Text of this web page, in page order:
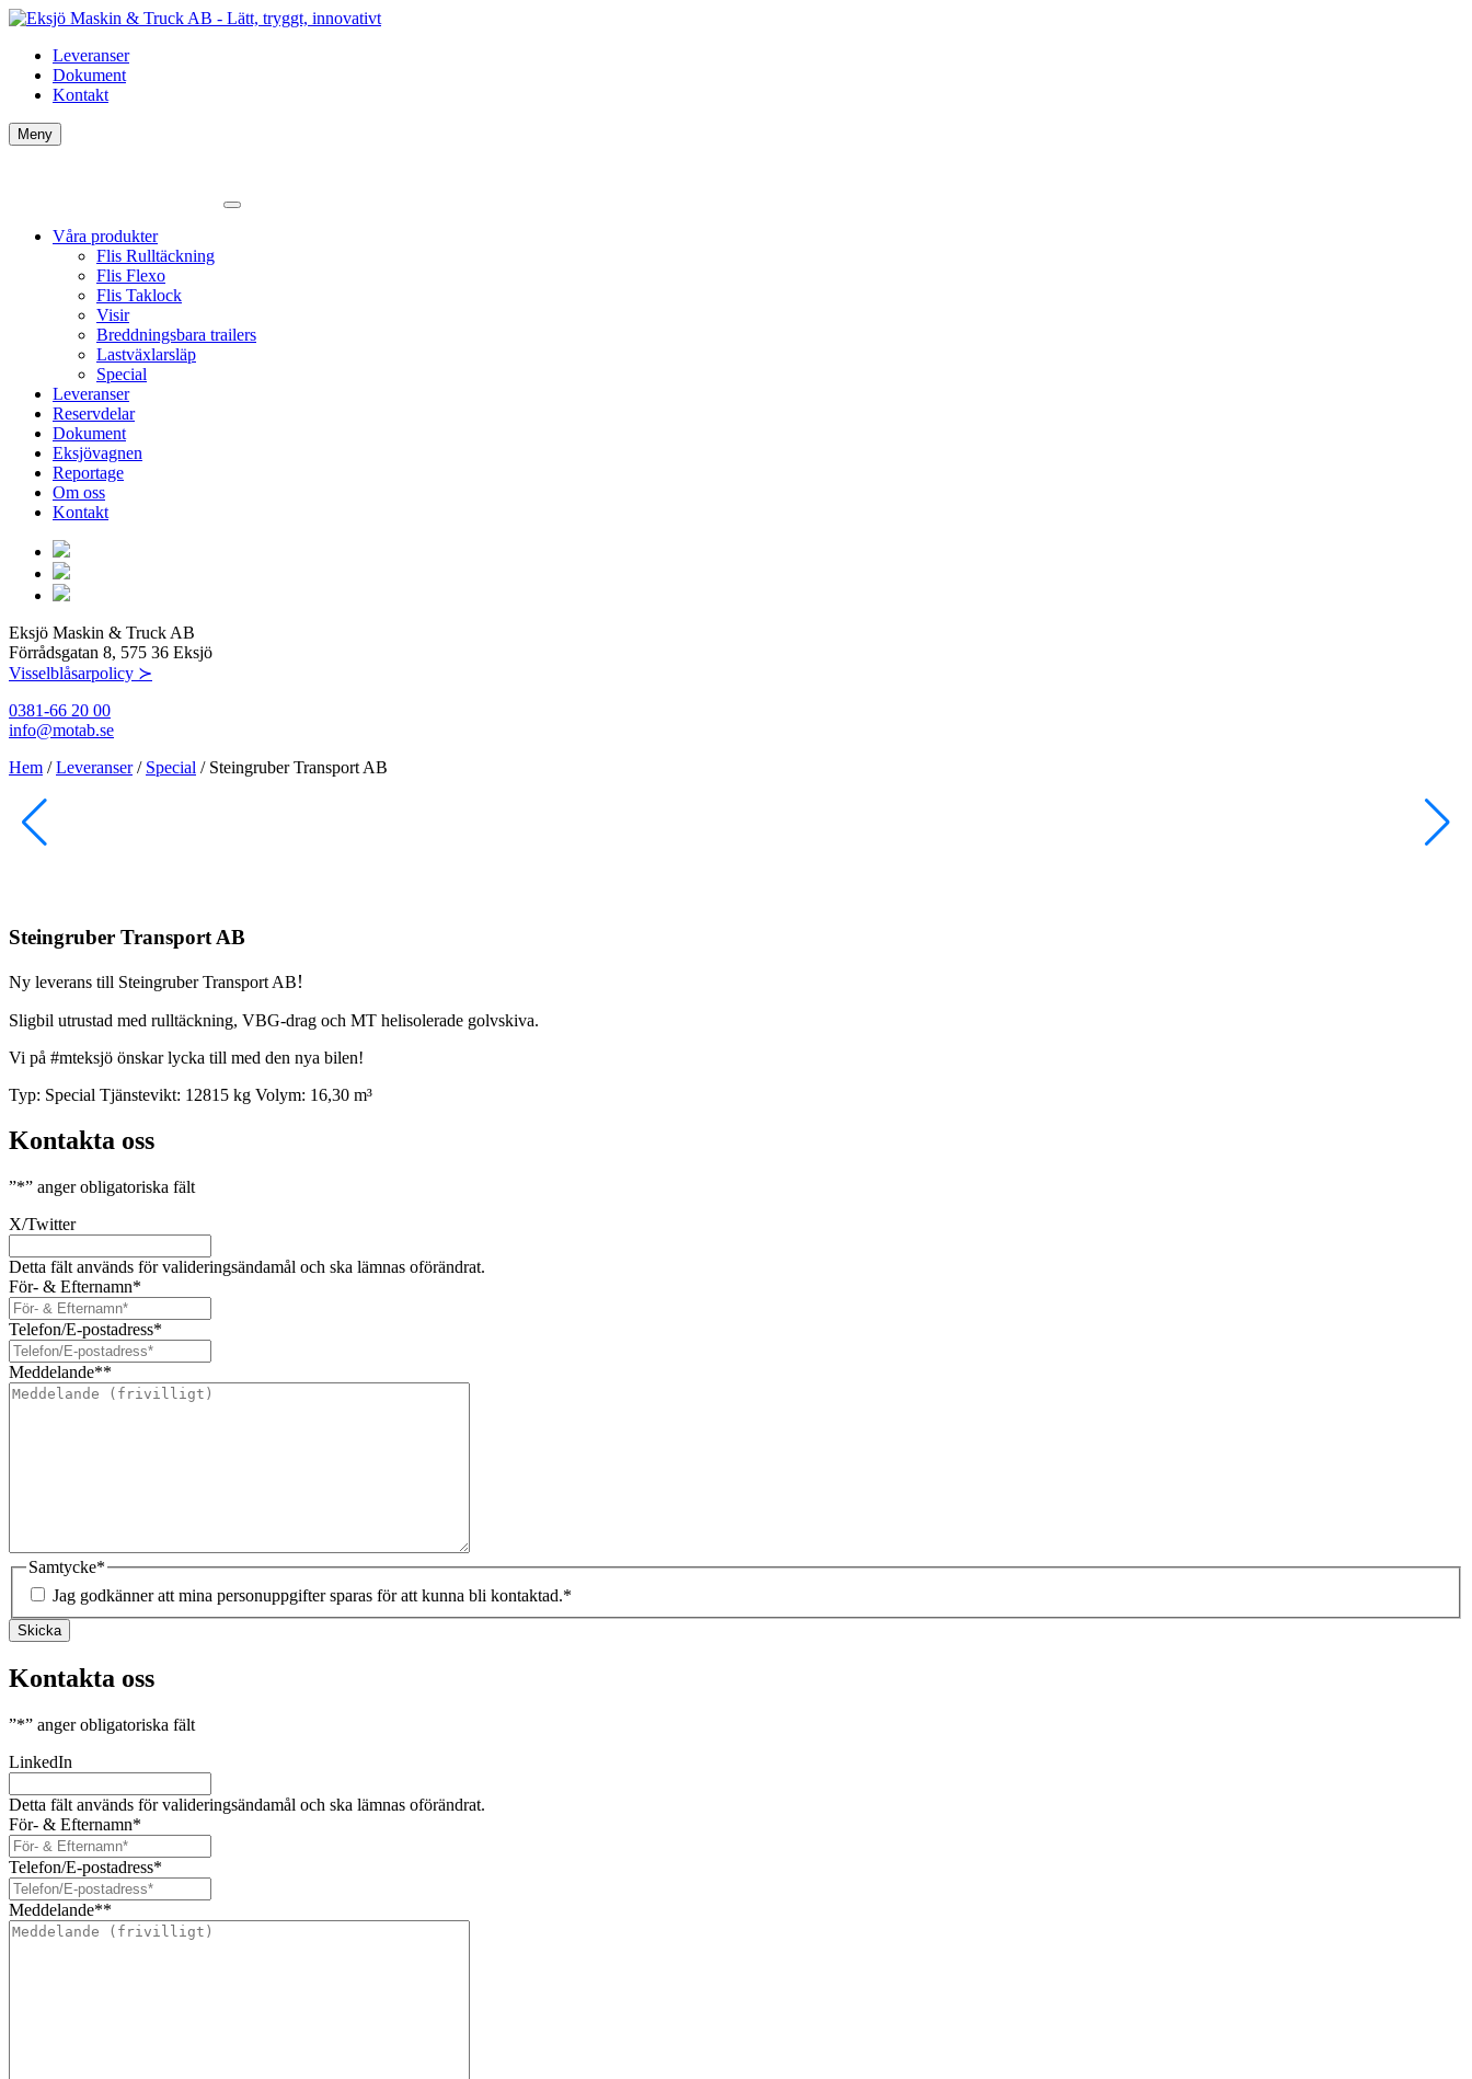
Leveranser
Dokument
Kontakt
Meny
Våra produkter
Flis Rulltäckning
Flis Flexo
Flis Taklock
Visir
Breddningsbara trailers
Lastväxlarsläp
Special
Leveranser
Reservdelar
Dokument
Eksjövagnen
Reportage
Om oss
Kontakt
Eksjö Maskin & Truck AB
Förrådsgatan 8, 575 36 Eksjö
Visselblåsarpolicy ≻
0381-66 20 00
info@motab.se
Hem /Leveranser/ Special / Steingruber Transport AB
Steingruber Transport AB
Ny leverans till Steingruber Transport AB!
Sligbil utrustad med rulltäckning, VBG-drag och MT helisolerade golvskiva.
Vi på #mteksjö önskar lycka till med den nya bilen!
Typ: Special Tjänstevikt: 12815 kg Volym: 16,30 m³
Kontakta oss
”*” anger obligatoriska fält
X/Twitter
Detta fält används för valideringsändamål och ska lämnas oförändrat.
För- & Efternamn*
Telefon/E-postadress*
Meddelande**
Samtycke*
Jag godkänner att mina personuppgifter sparas för att kunna bli kontaktad.*
Skicka
Kontakta oss
”*” anger obligatoriska fält
LinkedIn
Detta fält används för valideringsändamål och ska lämnas oförändrat.
För- & Efternamn*
Telefon/E-postadress*
Meddelande**